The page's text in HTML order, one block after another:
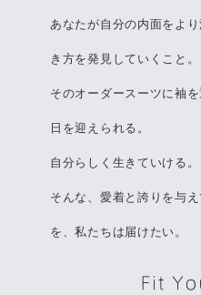
あなたが自分の内面をよ
き方を発見していくこと。
そのオーダースーツに袖
日を迎えられる。
自分らしく生きていける。
そんな、愛着と誇りを与
を、私たちは届けたい。